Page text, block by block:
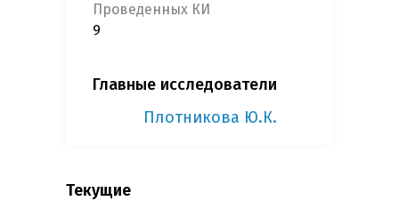
Проведенных КИ
9
Главные исследователи
Плотникова Ю.К.
Текущие